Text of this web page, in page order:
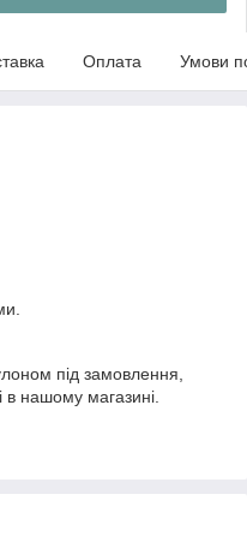
Оплата Умови
під замовлення,
в нашому магазині.